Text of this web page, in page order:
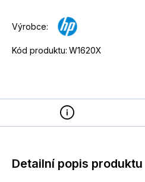
Výrobce:
Kód produktu: W1620X
Detailní popis produktu